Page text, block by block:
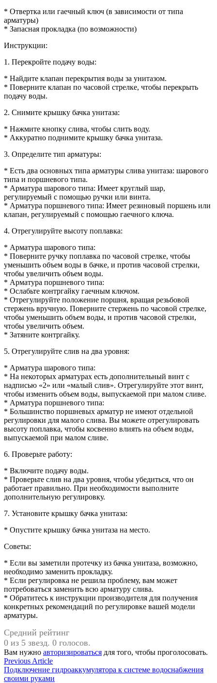
* Отвертка или гаечный ключ (в зависимости от типа
арматуры)
* Запасная прокладка (по возможности)
Инструкции:
1. Перекройте подачу воды:
* Найдите клапан перекрытия воды за унитазом.
* Поверните клапан по часовой стрелке, чтобы перекрыть
подачу воды.
2. Снимите крышку бачка унитаза:
* Нажмите кнопку слива, чтобы слить воду.
* Аккуратно поднимите крышку бачка унитаза.
3. Определите тип арматуры:
* Есть два основных типа арматуры слива унитаза: шарового
типа и поршневого типа.
* Арматура шарового типа: Имеет круглый шар,
регулируемый с помощью ручки или винта.
* Арматура поршневого типа: Имеет резиновый поршень или
клапан, регулируемый с помощью гаечного ключа.
4. Отрегулируйте высоту поплавка:
* Арматура шарового типа:
* Поверните ручку поплавка по часовой стрелке, чтобы
уменьшить объем воды в бачке, и против часовой стрелки,
чтобы увеличить объем воды.
* Арматура поршневого типа:
* Ослабьте контргайку гаечным ключом.
* Отрегулируйте положение поршня, вращая резьбовой
стержень вручную. Поверните стержень по часовой стрелке,
чтобы уменьшить объем воды, и против часовой стрелки,
чтобы увеличить объем.
* Затяните контргайку.
5. Отрегулируйте слив на два уровня:
* Арматура шарового типа:
* На некоторых арматурах есть дополнительный винт с
надписью «2» или «малый слив». Отрегулируйте этот винт,
чтобы изменить объем воды, выпускаемой при малом сливе.
* Арматура поршневого типа:
* Большинство поршневых арматур не имеют отдельной
регулировки для малого слива. Вы можете отрегулировать
высоту поплавка, чтобы косвенно влиять на объем воды,
выпускаемой при малом сливе.
6. Проверьте работу:
* Включите подачу воды.
* Проверьте слив на два уровня, чтобы убедиться, что он
работает правильно. При необходимости выполните
дополнительную регулировку.
7. Установите крышку бачка унитаза:
* Опустите крышку бачка унитаза на место.
Советы:
* Если вы заметили протечку из бачка унитаза, возможно,
необходимо заменить прокладку.
* Если регулировка не решила проблему, вам может
потребоваться заменить всю арматуру слива.
* Обратитесь к инструкции производителя для получения
конкретных рекомендаций по регулировке вашей модели
арматуры.
Средний рейтинг
0 из 5 звезд. 0 голосов.
Вам нужно авторизироваться для того, чтобы проголосовать.
Навигация
по
Previous ArticlePrevious
article:
Подключение гидроаккумулятора к системе водоснабжения
своими руками